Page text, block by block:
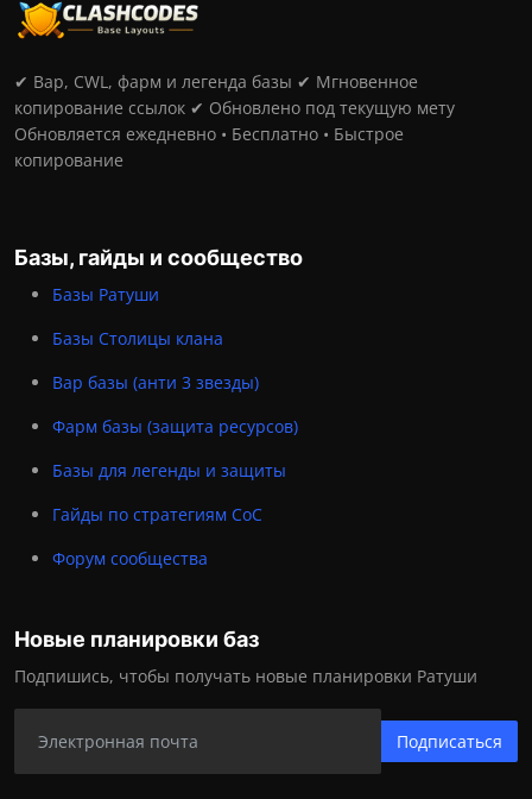
✔ Вар, CWL, фарм и легенда базы ✔ Мгновенное
копирование ссылок ✔ Обновлено под текущую мету
Обновляется ежедневно • Бесплатно • Быстрое
копирование
Базы, гайды и сообщество
Базы Ратуши
Базы Столицы клана
Вар базы (анти 3 звезды)
Фарм базы (защита ресурсов)
Базы для легенды и защиты
Гайды по стратегиям CoC
Форум сообщества
Новые планировки баз
Подпишись, чтобы получать новые планировки Ратуши
Подписаться